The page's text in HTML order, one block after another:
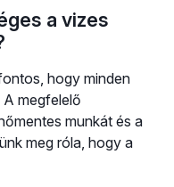
a vizes
hogy minden
megfelelő
munkát és a
meg róla, hogy a